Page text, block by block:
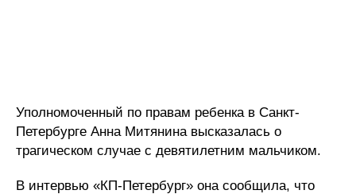
Уполномоченный по правам ребенка в Санкт-
Петербурге Анна Митянина высказалась о
трагическом случае с девятилетним мальчиком.
В интервью «КП-Петербург» она сообщила, что